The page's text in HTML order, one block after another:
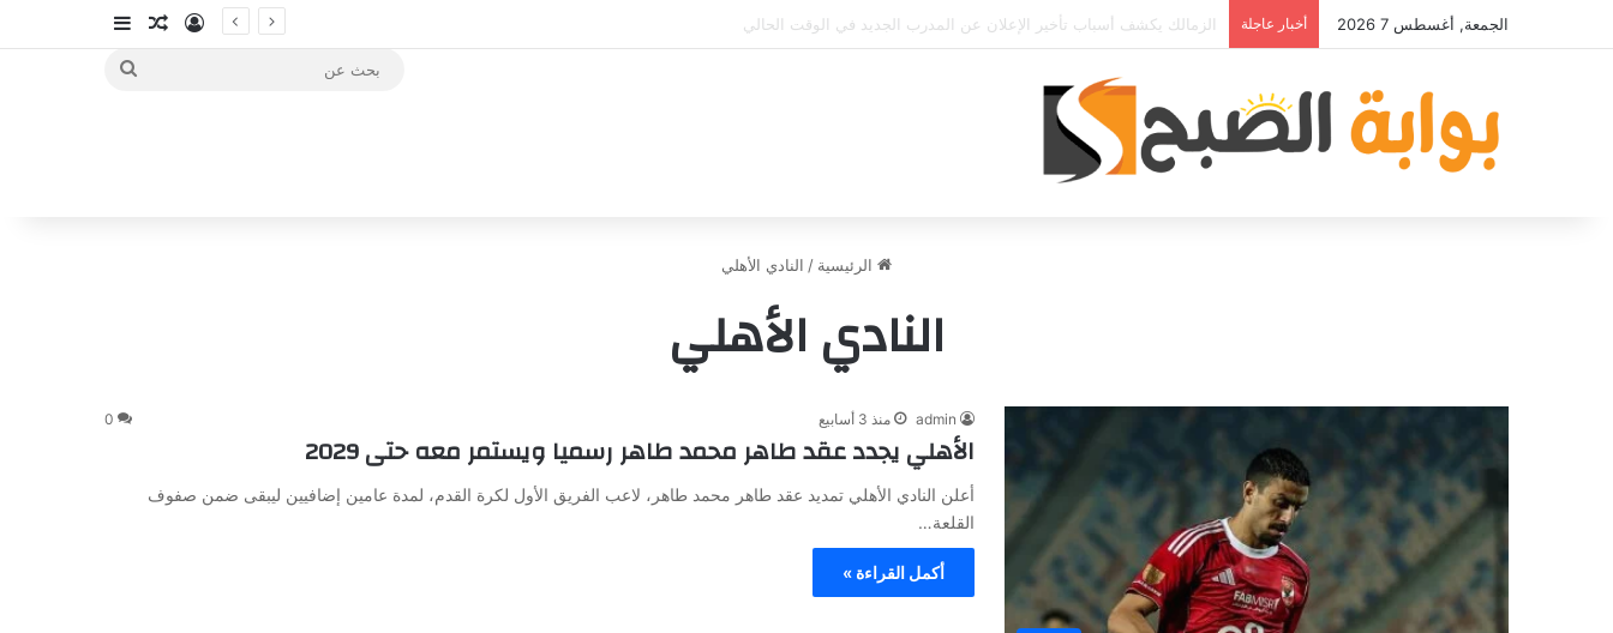
الجمعة, أغسطس 7 2026 أخبار عاجلة مصدر قريب من حمدي فتحي يؤكد استمرار اللاعب مع الوكرة والعودة لمصر قرار ثانوي تسجيل الدخول
مقال عشوائي
إضافة عمود
بحث
الرئيسية / النادي الأهلي
النادي الأهلي
admin منذ 3 أسابيع 0
الأهلي يجدد عقد طاهر محمد طاهر رسميا ويستمر معه حتى 2029
أعلن النادي الأهلي تمديد عقد طاهر محمد طاهر، لاعب الفريق الأول لكرة القدم، لمدة عامين إضافيين ليبقى ضمن صفوف
القلعة…
أكمل القراءة »